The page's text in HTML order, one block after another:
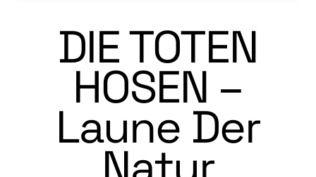
DIE TOTEN
HOSEN –
Laune Der